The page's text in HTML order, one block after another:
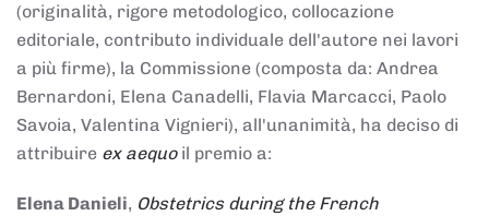
(originalità, rigore metodologico, collocazione
editoriale, contributo individuale dell'autore nei lavori
a più firme), la Commissione (composta da: Andrea
Bernardoni, Elena Canadelli, Flavia Marcacci, Paolo
Savoia, Valentina Vignieri), all'unanimità, ha deciso di
attribuire ex aequoil premio a:
Elena Danieli, Obstetrics during the French